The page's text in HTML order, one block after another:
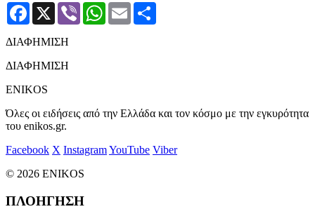
Facebook
X Viber WhatsApp
Email
ΔΙΑΦΗΜΙΣΗ
ΔΙΑΦΗΜΙΣΗ
ENIKOS
Όλες οι ειδήσεις από την Ελλάδα και τον κόσμο με την εγκυρότητα
του enikos.gr.
Facebook X InstagramYouTube Viber
© 2026 ENIKOS
ΠΛΟΗΓΗΣΗ